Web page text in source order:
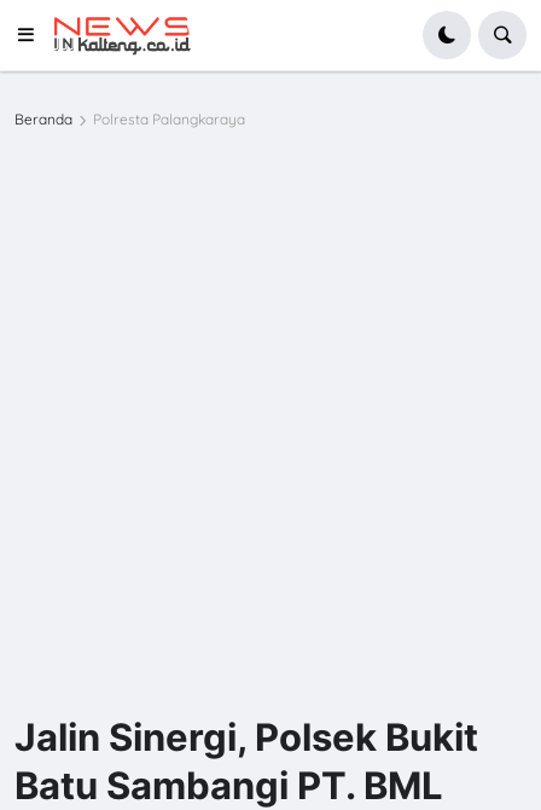
Beranda Polresta Palangkaraya
Jalin Sinergi, Polsek Bukit
Batu Sambangi PT. BML